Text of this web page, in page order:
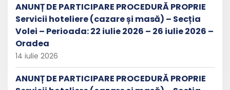
ANUNȚ DE PARTICIPARE PROCEDURĂ PROPRIE
Servicii hoteliere (cazare și masă) – Secția
Volei – Perioada: 22 iulie 2026 – 26 iulie 2026 –
Oradea
14 iulie 2026
ANUNȚ DE PARTICIPARE PROCEDURĂ PROPRIE